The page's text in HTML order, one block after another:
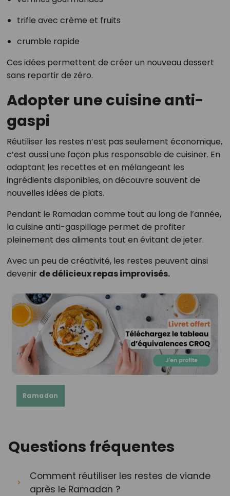
trifle avec crème et fruits
crumble rapide
Ces idées permettent de créer un nouveau dessert
sans repartir de zéro.
Adopter une cuisine anti-
gaspi
Réutiliser les restes n’est pas seulement économique,
c’est aussi une façon plus responsable de cuisiner. En
adaptant les recettes et en mélangeant les
ingrédients disponibles, on découvre souvent de
nouvelles idées de plats.
Pendant le Ramadan comme tout au long de l’année,
la cuisine anti-gaspillage permet de profiter
pleinement des aliments tout en évitant de jeter.
Avec un peu de créativité, les restes peuvent ainsi
devenir de délicieux repas improvisés.
Ramadan
Questions fréquentes
Comment réutiliser les restes de viande
après le Ramadan ?